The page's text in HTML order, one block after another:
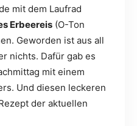
mit dem Laufrad
Erbeereis (O-Ton
Geworden ist aus all
nichts. Dafür gab es
mit einem
Und diesen leckeren
der aktuellen